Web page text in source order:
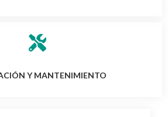
Y MANTENIMIENTO